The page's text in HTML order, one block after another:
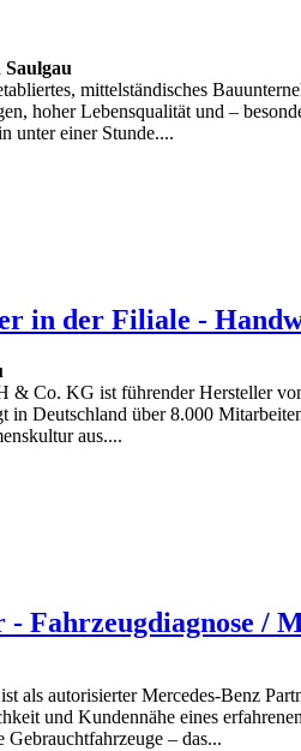
Saulgau
mittelständisches
hoher Lebensqualität und –
unter einer Stunde....
in der Filiale -
Co. KG ist führender Hersteller
in Deutschland über 8.000
aus....
- Fahrzeugdiagnose /
als autorisierter Mercedes-Benz
und Kundennähe eines
– das...